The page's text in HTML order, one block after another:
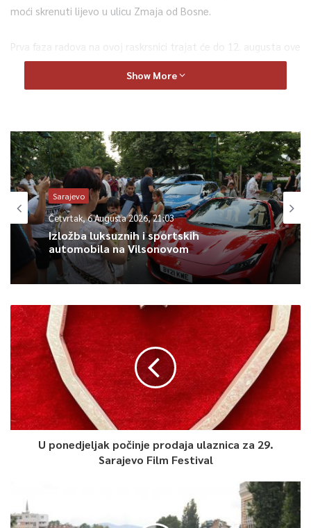
moći skrenuti lijevo u ulicu Zmaja od Bosne.
Prva faza radova na ovoj raskrsnici trajat će do 12. augusta ove
godine.
Article Rating
Show More
Sarajevo
Četvrtak, 6 Augusta 2026, 21:03
Izložba luksuznih i sportskih
automobila na Vilsonovom
U ponedjeljak počinje prodaja ulaznica za 29.
Sarajevo Film Festival